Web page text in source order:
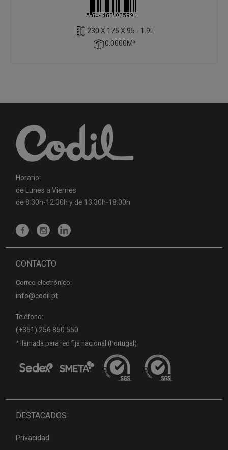
230 X 175 X 95 - 1.9L
0.0000M³
Horario:
de Lunes a Viernes
de 8:30h-12:30h y de 13:30h-18:00h
CONTACTO
Correo electrónico:
info@codil.pt
Teléfono:
(+351) 256 850 550
* llamada para red fija nacional (Portugal)
DESTACADOS
Privacidad